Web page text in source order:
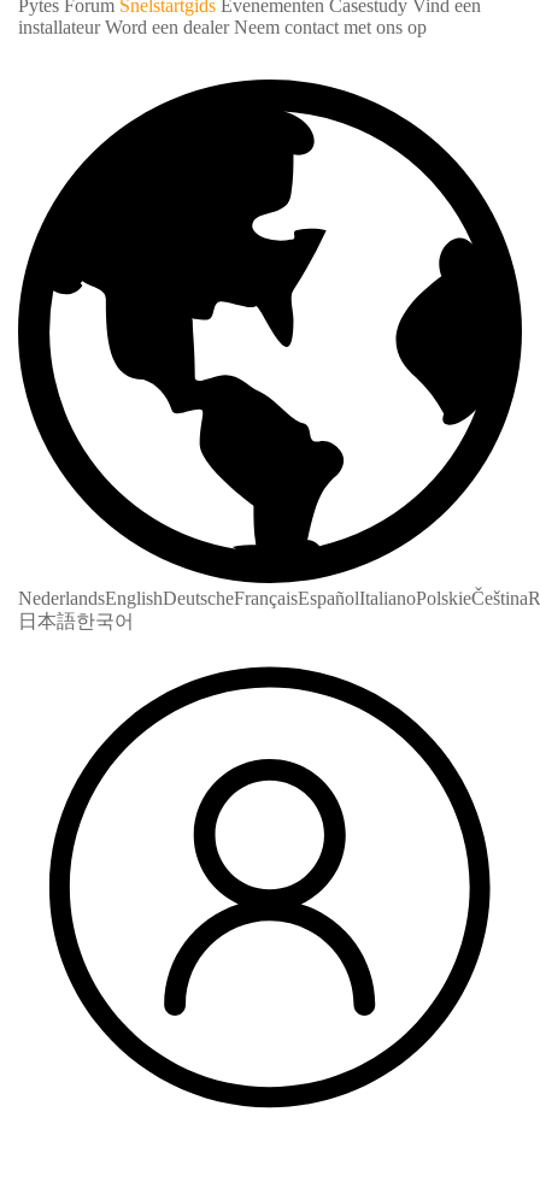
Pytes Forum Snelstartgids Evenementen Casestudy Vind een
installateur Word een dealer Neem contact met ons op
NederlandsEnglishDeutscheFrançaisEspañolItalianoPolskieČeština
日本語한국어